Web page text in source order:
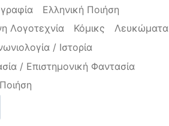
Ελληνική Ποιήση
Λογοτεχνία Κόμικς
Λευκώματα
/ Ιστορία
/ Επιστημονική Φαντασία